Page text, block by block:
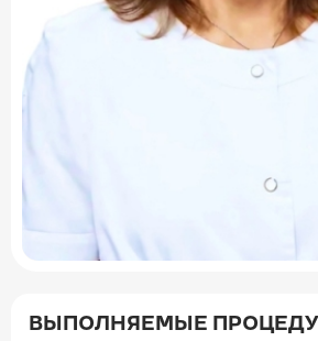
ВЫПОЛНЯЕМЫЕ